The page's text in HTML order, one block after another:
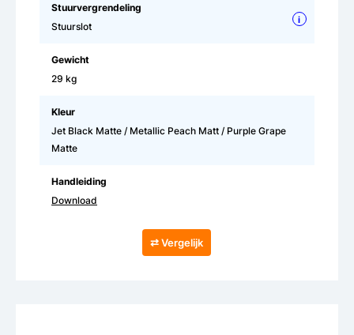
Stuurvergrendeling
Stuurslot
i
Gewicht
29 kg
Kleur
Jet Black Matte / Metallic Peach Matt / Purple Grape
Matte
Handleiding
Download
⇄ Vergelijk